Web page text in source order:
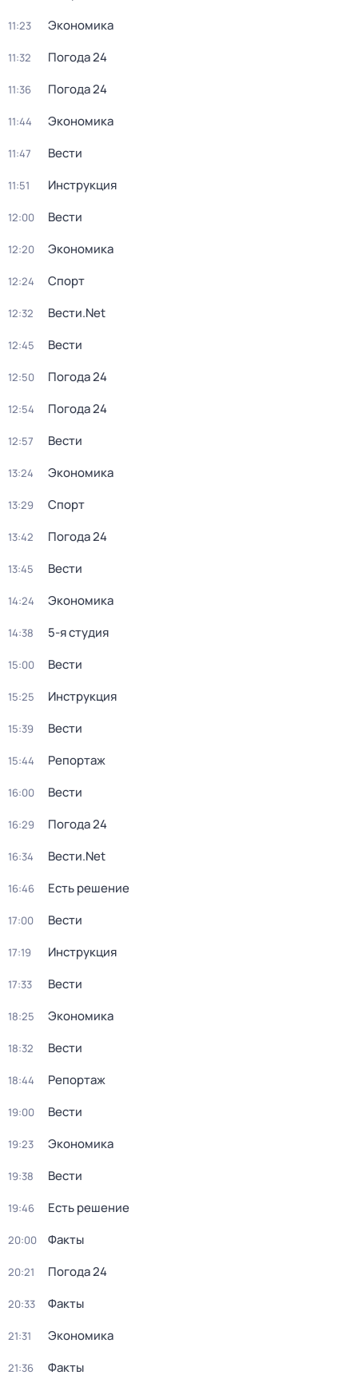
11:23 Экономика
11:32 Погода 24
11:36 Погода 24
11:44 Экономика
11:47 Вести
11:51 Инструкция
12:00 Вести
12:20 Экономика
12:24 Спорт
12:32 Вести.Net
12:45 Вести
12:50 Погода 24
12:54 Погода 24
12:57 Вести
13:24 Экономика
13:29 Спорт
13:42 Погода 24
13:45 Вести
14:24 Экономика
14:38 5-я студия
15:00 Вести
15:25 Инструкция
15:39 Вести
15:44 Репортаж
16:00 Вести
16:29 Погода 24
16:34 Вести.Net
16:46 Есть решение
17:00 Вести
17:19 Инструкция
17:33 Вести
18:25 Экономика
18:32 Вести
18:44 Репортаж
19:00 Вести
19:23 Экономика
19:38 Вести
19:46 Есть решение
20:00 Факты
20:21 Погода 24
20:33 Факты
21:31 Экономика
21:36 Факты